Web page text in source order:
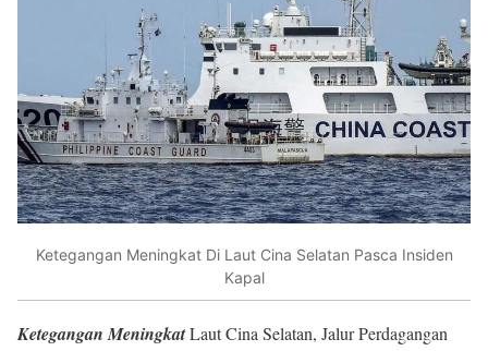
Ketegangan Meningkat Di Laut Cina Selatan Pasca Insiden
Kapal
Ketegangan MeningkatLaut Cina Selatan, Jalur Perdagangan